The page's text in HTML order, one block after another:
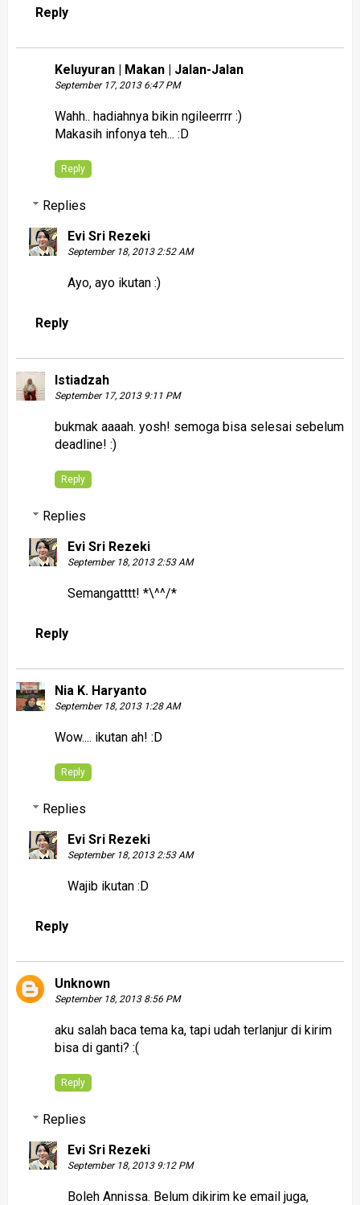
Reply
Keluyuran | Makan | Jalan-Jalan
September 17, 2013 6:47 PM
Wahh.. hadiahnya bikin ngileerrrr :)
Makasih infonya teh... :D
Reply
Replies
Evi Sri Rezeki
September 18, 2013 2:52 AM
Ayo, ayo ikutan :)
Reply
Istiadzah
September 17, 2013 9:11 PM
bukmak aaaah. yosh! semoga bisa selesai sebelum
deadline! :)
Reply
Replies
Evi Sri Rezeki
September 18, 2013 2:53 AM
Semangatttt! *\^^/*
Reply
Nia K. Haryanto
September 18, 2013 1:28 AM
Wow.... ikutan ah! :D
Reply
Replies
Evi Sri Rezeki
September 18, 2013 2:53 AM
Wajib ikutan :D
Reply
Unknown
September 18, 2013 8:56 PM
aku salah baca tema ka, tapi udah terlanjur di kirim
bisa di ganti? :(
Reply
Replies
Evi Sri Rezeki
September 18, 2013 9:12 PM
Boleh Annissa. Belum dikirim ke email juga,